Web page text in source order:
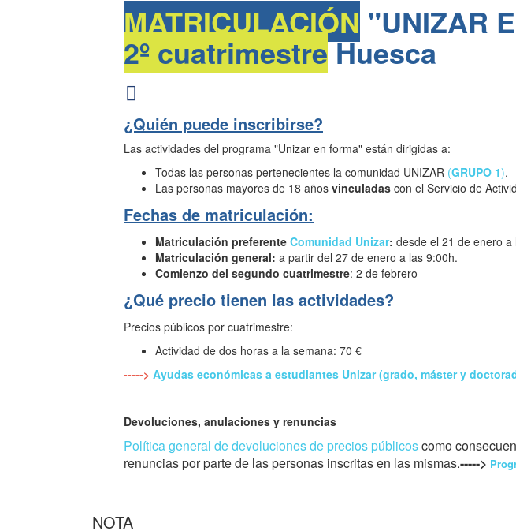
MATRICULACIÓN "UNIZAR
2º cuatrimestreHuesca
¿Quién puede inscribirse?
Las actividades del programa "Unizar en forma" están dirigidas a:
Todas las personas pertenecientes la comunidad UNIZAR (GRUPO 1).
Las personas mayores de 18 años vinculadas con el Servicio de
Fechas de matriculación:
Matriculación preferente Comunidad Unizar: desde el 21 de enero a
Matriculación general: a partir del 27 de enero a las 9:00h.
Comienzo del segundo cuatrimestre: 2 de febrero
¿Qué precio tienen las actividades?
Precios públicos por cuatrimestre:
Actividad de dos horas a la semana: 70 €
-----> Ayudas económicas a estudiantes Unizar (grado, máster y
Devoluciones, anulaciones y renuncias
Política general de devoluciones de precios públicoscomo
renuncias por parte de las personas inscritas en las mismas.----->
NOTA